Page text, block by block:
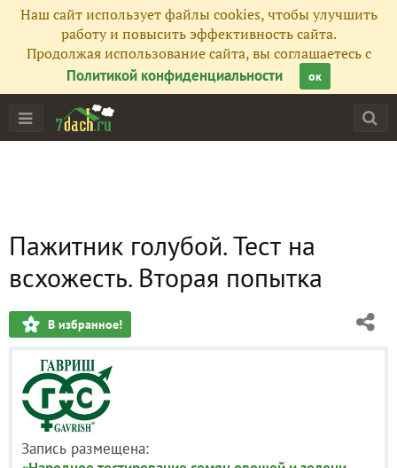
Наш сайт использует файлы cookies, чтобы улучшить
работу и повысить эффективность сайта.
Продолжая использование сайта, вы соглашаетесь с
Политикой конфиденциальности
ок
Пажитник голубой. Тест на
всхожесть. Вторая попытка
В избранное!
Запись размещена: